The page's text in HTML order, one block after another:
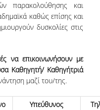
ΕΠΙΔΟΣΗΣ ΣΤΗ
παρακολούθησης και
καθώς επίσης και
δυσκολίες στις
να επικοινωνήσουν με
Καθηγητή/ Καθηγήτριά
μαζί του/της.
Υπεύθυνος